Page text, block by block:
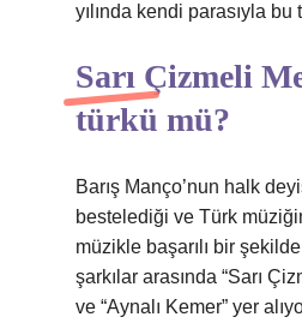
yılında kendi parasıyla bu
Sarı Çizmeli
türkü mü?
Barış Manço’nun halk
bestelediği ve Türk
müzikle başarılı bir
şarkılar arasında “Sarı
ve “Aynalı Kemer” yer